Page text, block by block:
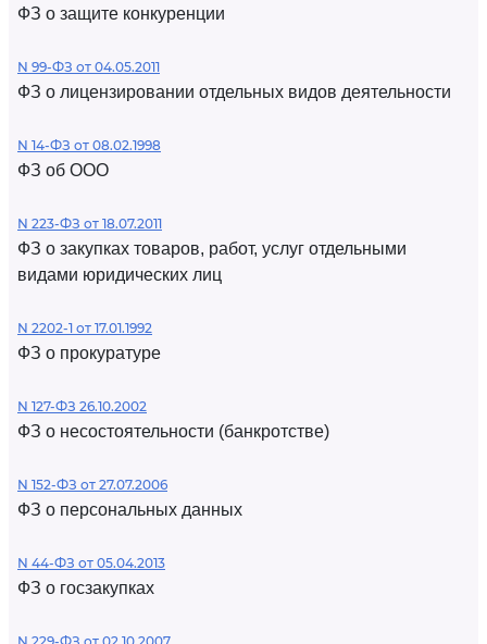
ФЗ о защите конкуренции
N 99-ФЗ от 04.05.2011
ФЗ о лицензировании отдельных видов деятельности
N 14-ФЗ от 08.02.1998
ФЗ об ООО
N 223-ФЗ от 18.07.2011
ФЗ о закупках товаров, работ, услуг отдельными
видами юридических лиц
N 2202-1 от 17.01.1992
ФЗ о прокуратуре
N 127-ФЗ 26.10.2002
ФЗ о несостоятельности (банкротстве)
N 152-ФЗ от 27.07.2006
ФЗ о персональных данных
N 44-ФЗ от 05.04.2013
ФЗ о госзакупках